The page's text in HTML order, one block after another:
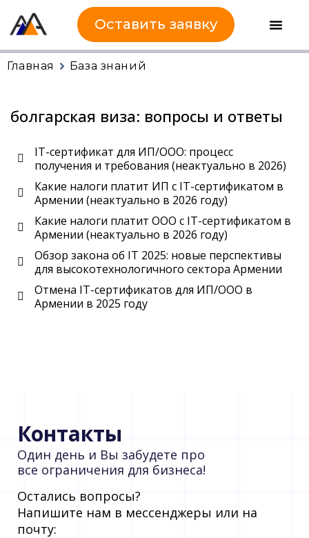
Оставить заявку
Главная База знаний
болгарская виза: вопросы и ответы
IT-сертификат для ИП/ООО: процесс
получения и требования (неактуально в 2026)
Какие налоги платит ИП с IT-сертификатом в
Армении (неактуально в 2026 году)
Какие налоги платит ООО с IT-сертификатом в
Армении (неактуально в 2026 году)
Обзор закона об IT 2025: новые перспективы
для высокотехнологичного сектора Армении
Отмена IT-сертификатов для ИП/ООО в
Армении в 2025 году
Контакты
Один день и Вы забудете про
все ограничения для бизнеса!
Остались вопросы?
Напишите нам в мессенджеры или на
почту: